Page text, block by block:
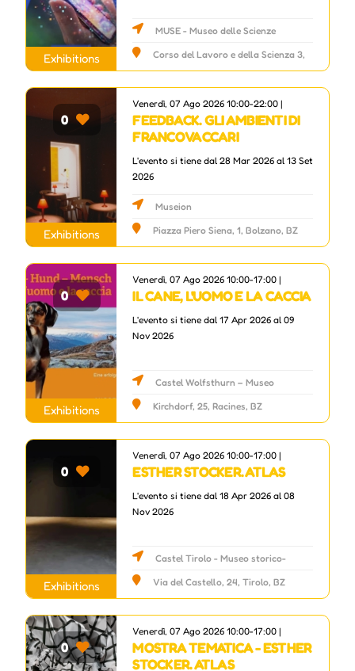
Exhibitions
MUSE - Museo delle Scienze
Corso del Lavoro e della Scienza 3,
Trento, TN
0
Exhibitions
Venerdì, 07 Ago 2026 10:00-22:00 |
FEEDBACK. GLI AMBIENTI DI
FRANCO VACCARI
L'evento si tiene dal 28 Mar 2026 al 13 Set
2026
Museion
Piazza Piero Siena, 1, Bolzano, BZ
0
Exhibitions
Venerdì, 07 Ago 2026 10:00-17:00 |
IL CANE, L'UOMO E LA CACCIA
L'evento si tiene dal 17 Apr 2026 al 09
Nov 2026
Castel Wolfsthurn – Museo
provinciale della caccia e della pesca
Kirchdorf, 25, Racines, BZ
0
Exhibitions
Venerdì, 07 Ago 2026 10:00-17:00 |
ESTHER STOCKER. ATLAS
L'evento si tiene dal 18 Apr 2026 al 08
Nov 2026
Castel Tirolo - Museo storico-
culturale della Provincia di Bolzano
Via del Castello, 24, Tirolo, BZ
0
Venerdì, 07 Ago 2026 10:00-17:00 |
MOSTRA TEMATICA - ESTHER
STOCKER. ATLAS